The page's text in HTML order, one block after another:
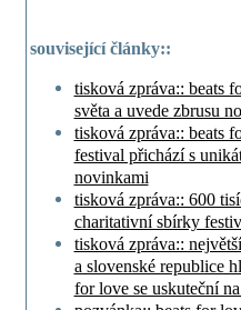
související články::
tisková zpráva:: beats
světa a uvede zbrusu
tisková zpráva:: beats
festival přichází s
novinkami
tisková zpráva:: 600
charitativní sbírky
tisková zpráva::
a slovenské republice
for love se uskuteční